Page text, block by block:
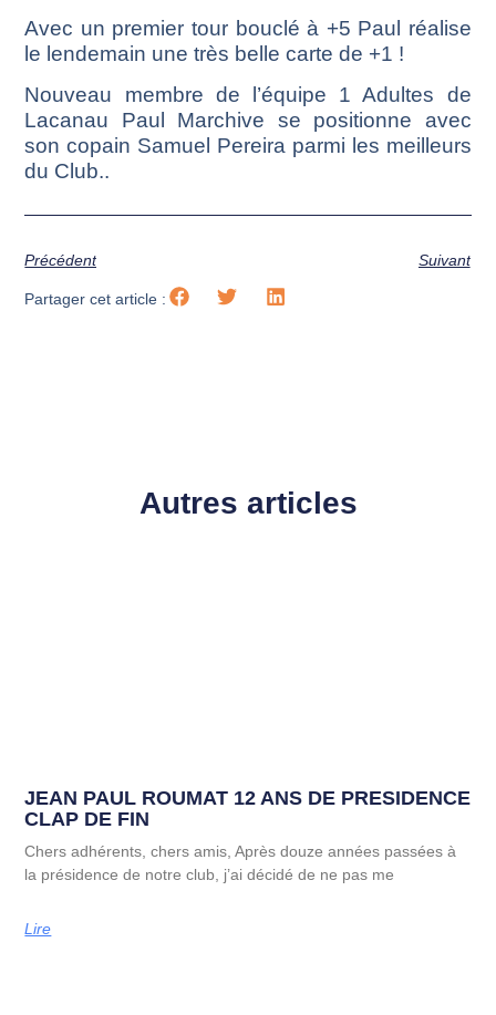
Avec un premier tour bouclé à +5 Paul réalise
le lendemain une très belle carte de +1 !
Nouveau membre de l’équipe 1 Adultes de
Lacanau Paul Marchive se positionne avec
son copain Samuel Pereira parmi les meilleurs
du Club..
Précédent Suivant
Partager cet article :
Autres articles
JEAN PAUL ROUMAT 12 ANS DE PRESIDENCE
CLAP DE FIN
Chers adhérents, chers amis, Après douze années passées à
la présidence de notre club, j’ai décidé de ne pas me
Lire